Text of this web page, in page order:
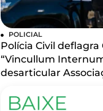
POLICIAL
Polícia Civil deflagra
“Vincullum
desarticular